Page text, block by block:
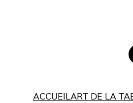
https://
ACCUEILART DE LA